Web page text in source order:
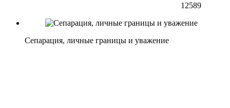
12589
Сепарация, личные границы и уважение